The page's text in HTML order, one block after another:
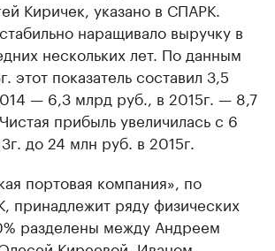
Киричек, указано в СПАРК.
наращивало выручку в
нескольких лет. По данным
этот показатель составил 3,5
— 6,3 млрд руб., в 2015г. — 8,7
прибыль увеличилась с 6
до 24 млн руб. в 2015г.
портовая компания», по
принадлежит ряду физических
разделены между Андреем